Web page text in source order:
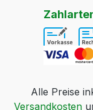
Alle Preise
Versandkosten